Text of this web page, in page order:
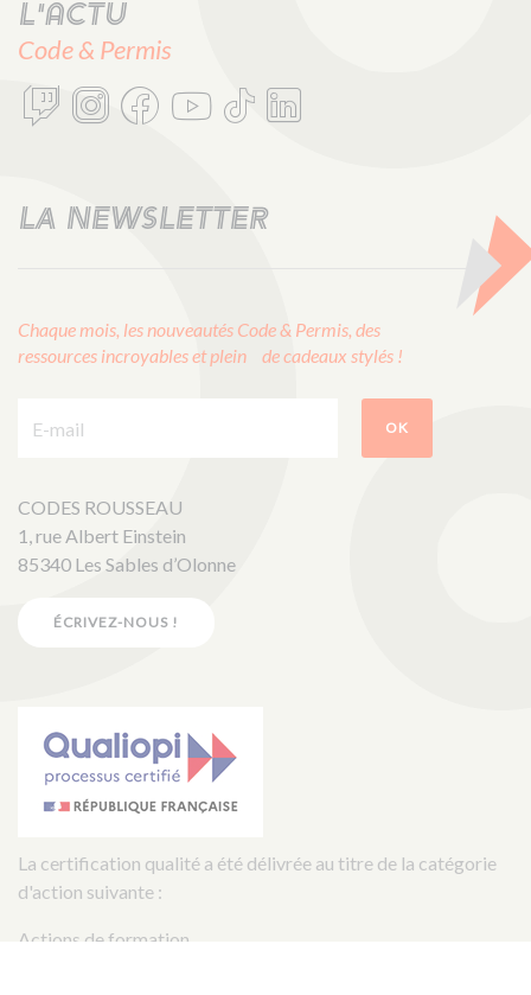
L'actu
Code & Permis
LA NEWSLETTER
Chaque mois, les nouveautés Code & Permis, des
ressources incroyables et plein de cadeaux stylés !
OK
CODES ROUSSEAU
1, rue Albert Einstein
85340 Les Sables d’Olonne
ÉCRIVEZ-NOUS !
La certification qualité a été délivrée au titre de la catégorie
d'action suivante :
Actions de formation